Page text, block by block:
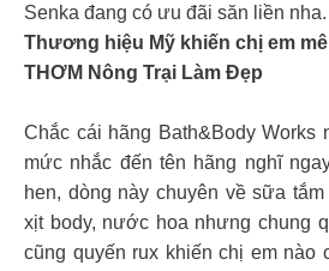
Senka đang có ưu đãi săn liền nha.
Thương hiệu Mỹ khiến chị em
THƠM Nông Trại Làm Đẹp
Chắc cái hãng Bath&Body Works
mức nhắc đến tên hãng nghĩ
hen, dòng này chuyên về sữa
xịt body, nước hoa nhưng chung
cũng quyến rux khiến chị em nào